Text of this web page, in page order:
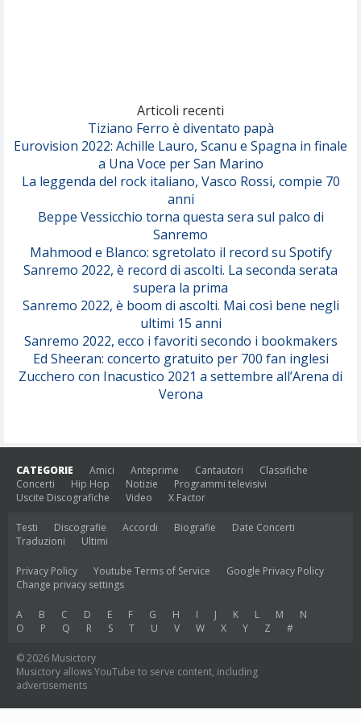
Serenamente
Articoli recenti
Tiziano Ferro è diventato papà
Eurovision 2022: Achille Lauro, Scanu e Spagna in finale
a Una Voce per San Marino
La leggenda del rock italiano, Vasco Rossi, compie 70
anni
Beppe Vessicchio torna questa sera sul palco di
Sanremo
Mahmood e Blanco: sgretolato il record su Spotify
Sanremo 2022, è record di ascolti. La seconda serata
supera la prima
Sanremo 2022, è boom di ascolti. Mai così bene negli
ultimi 15 anni
Sanremo 2022, ecco i favoriti secondo i bookmakers
Ed Sheeran: concerto gratuito per 700 fan inglesi
Zucchero con Inacustico 2021 a settembre all’Arena di
Verona
CATEGORIE Amici Anteprime Cantautori
Classifiche
Concerti
Hip Hop Notizie
Programmi televisivi
Uscite Discografiche
Video X Factor
Testi Discografie Accordi Biografie
Date Concerti
Traduzioni
Ultimi
Privacy Policy Youtube Terms of Service
Google Privacy Policy
Change privacy settings
A B C D E F G H I J K L M
N
O
P Q R S T U V W X Y Z #
© 2026 Musictory
Musictory allows YouTube to serve content, including
advertisements